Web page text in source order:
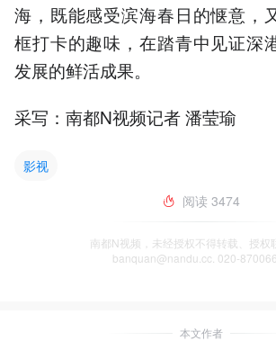
海，既能感受滨海春日的惬意，
框打卡的趣味，在踏青中见证深
发展的鲜活成果。
采写：南都N视频记者 潘莹瑜
影视
阅读 3474
南都N视频，未经授权不得转载、授权
banquan@nandu.cc. 020-
本文作者